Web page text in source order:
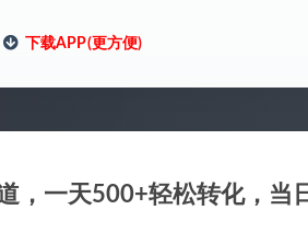
下载APP(更方便)
，一天500+轻松转化，当